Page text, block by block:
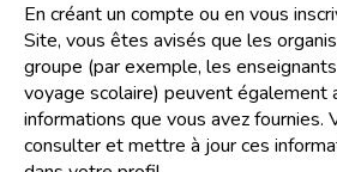
En créant un compte ou en vous
Site, vous êtes avisés que les
groupe (par exemple, les
voyage scolaire) peuvent également
informations que vous avez fournies.
consulter et mettre à jour ces